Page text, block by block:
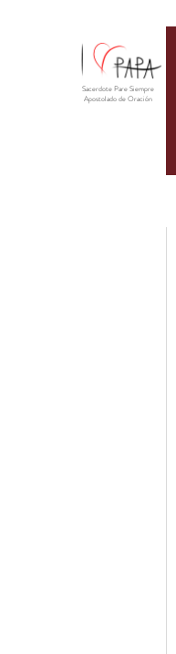
Sacerdote Pare Siempre
Apostolado de Oración